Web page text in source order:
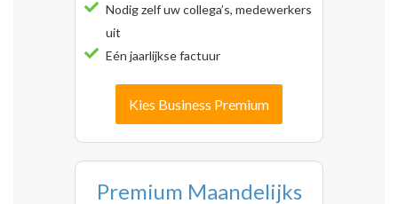
Nodig zelf uw collega’s, medewerkers
uit
Eén jaarlijkse factuur
Kies Business Premium
Premium Maandelijks